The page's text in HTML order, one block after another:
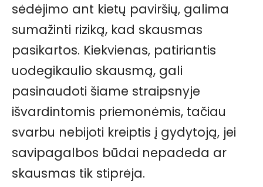
sėdėjimo ant kietų paviršių, galima
sumažinti riziką, kad skausmas
pasikartos. Kiekvienas, patiriantis
uodegikaulio skausmą, gali
pasinaudoti šiame straipsnyje
išvardintomis priemonėmis, tačiau
svarbu nebijoti kreiptis į gydytoją, jei
savipagalbos būdai nepadeda ar
skausmas tik stiprėja.